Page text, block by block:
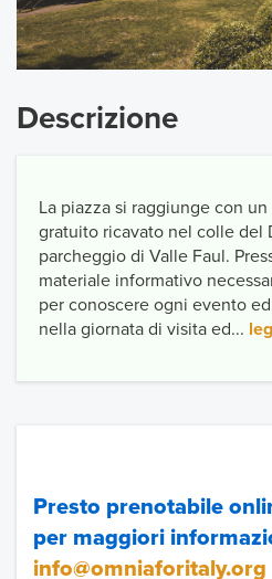
Descrizione
La piazza si raggiunge con
gratuito ricavato nel colle del
parcheggio di Valle Faul.
materiale informativo
per conoscere ogni evento
nella giornata di visita ed...
Presto prenotabile
per maggiori
info@omniaforitaly.org